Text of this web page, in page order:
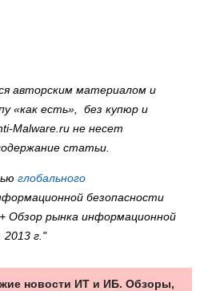
авторским материалом и
«как есть», без купюр и
Malware.ru не несет
статьи.
глобального
безопасности
Обзор рынка информационной
2013 г."
новости ИТ и ИБ. Обзоры,